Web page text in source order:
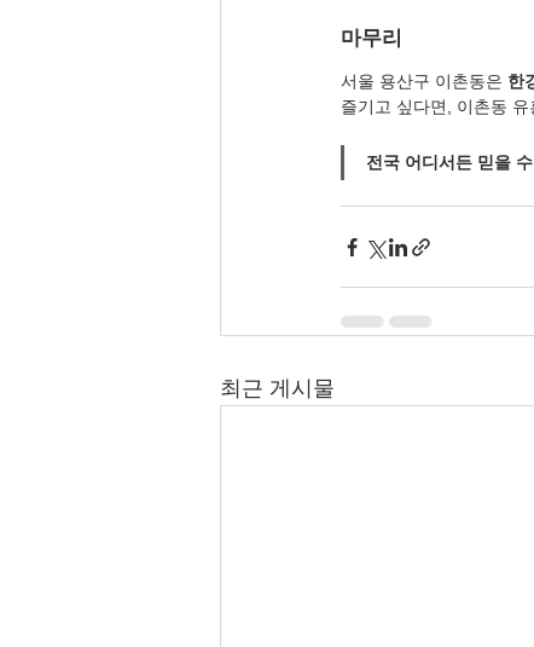
마무리
서울 용산구 이촌동은 한
즐기고 싶다면, 이촌동
전국 어디서든 믿을
최근 게시물